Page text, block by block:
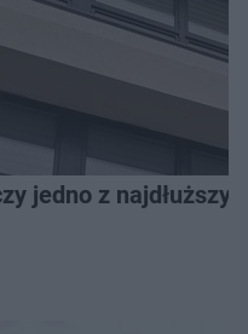
jedno z